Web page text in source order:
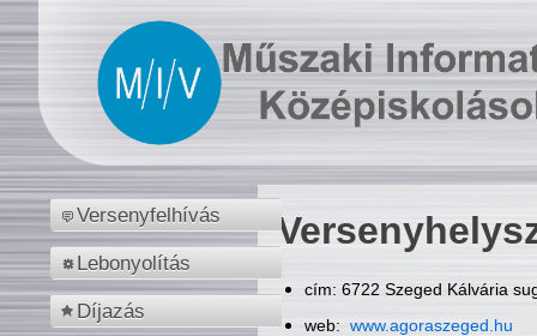
Versenyfelhívás
Lebonyolítás
Díjazás
cím: 6722 Szeged Kálvária
web: www.agoraszeged.hu